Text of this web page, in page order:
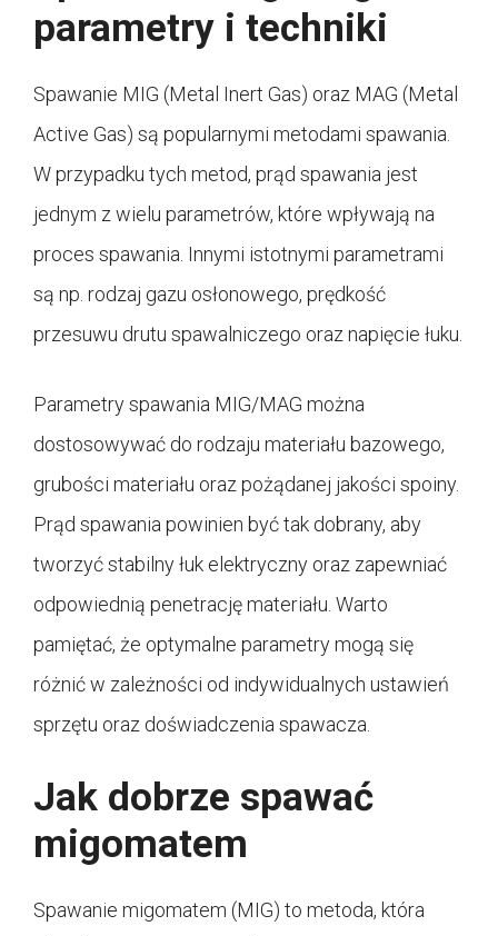
parametry i techniki
Spawanie MIG (Metal Inert Gas) oraz MAG (Metal
Active Gas) są popularnymi metodami spawania.
W przypadku tych metod, prąd spawania jest
jednym z wielu parametrów, które wpływają na
proces spawania. Innymi istotnymi parametrami
są np. rodzaj gazu osłonowego, prędkość
przesuwu drutu spawalniczego oraz napięcie łuku.
Parametry spawania MIG/MAG można
dostosowywać do rodzaju materiału bazowego,
grubości materiału oraz pożądanej jakości spoiny.
Prąd spawania powinien być tak dobrany, aby
tworzyć stabilny łuk elektryczny oraz zapewniać
odpowiednią penetrację materiału. Warto
pamiętać, że optymalne parametry mogą się
różnić w zależności od indywidualnych ustawień
sprzętu oraz doświadczenia spawacza.
Jak dobrze spawać
migomatem
Spawanie migomatem (MIG) to metoda, która